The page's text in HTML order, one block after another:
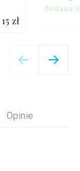
15 zł
Opinie